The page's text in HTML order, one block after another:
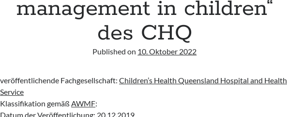
management in children“
des CHQ
Published on 10. Oktober 2022
veröffentlichende Fachgesellschaft:Children’s Health Queensland Hospital and Health
Service
Klassifikation gemäßAWMF:
Datum der Veröffentlichung: 20.12.2019